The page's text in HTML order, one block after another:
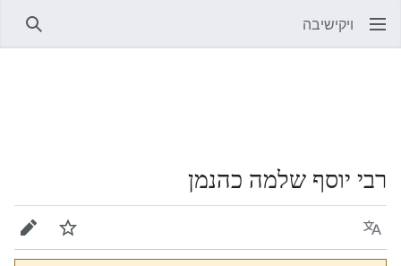
ויקישיבה
רבי יוסף שלמה כהנמן
שפה מעקב